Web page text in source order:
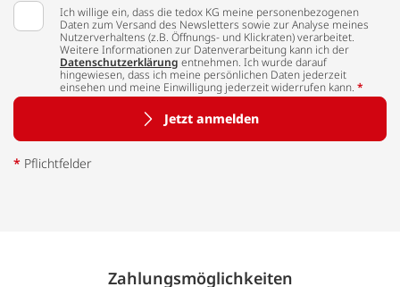
Ich willige ein, dass die tedox KG meine personenbezogenen
Daten zum Versand des Newsletters sowie zur Analyse meines
Nutzerverhaltens (z.B. Öffnungs- und Klickraten) verarbeitet.
Weitere Informationen zur Datenverarbeitung kann ich der
Datenschutzerklärung entnehmen. Ich wurde darauf
hingewiesen, dass ich meine persönlichen Daten jederzeit
einsehen und meine Einwilligung jederzeit widerrufen kann. *
Jetzt anmelden
* Pflichtfelder
Zahlungs­möglich­keiten